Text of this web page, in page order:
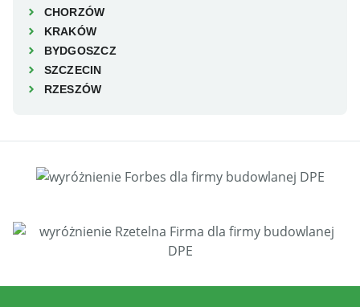
CHORZÓW
KRAKÓW
BYDGOSZCZ
SZCZECIN
RZESZÓW